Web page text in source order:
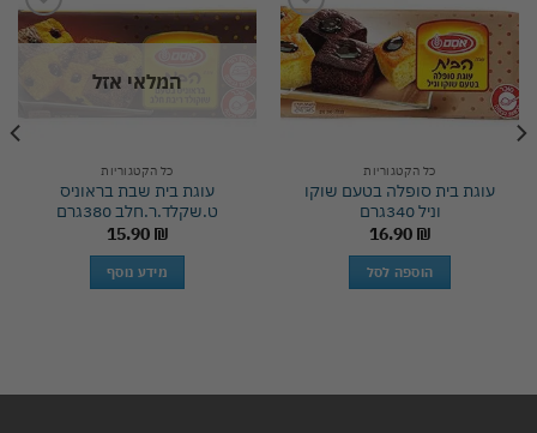
Add to
wishlist
כל הקטגוריות
עוגת בית סופלה בטעם שוקו
וניל 340גרם
16.90 ₪
הוספה לסל
Add to
wishlist
המלאי אזל
כל הקטגוריות
עוגת בית שבת בראוניס
ט.שקלד.ר.חלב 380גרם
15.90 ₪
מידע נוסף